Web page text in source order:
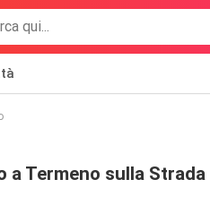
Termeno sulla Strada